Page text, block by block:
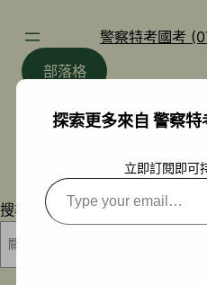
警察特考國考
部落格
搜尋
探索更多來自 警察
立即訂閱即可
Type
your